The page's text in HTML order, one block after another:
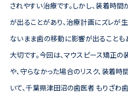
されやすい治療です。しかし、装着時
が出ることがあり、治療計画にズレが
ないまま歯の移動に影響が出ること
大切です。今回は、マウスピース矯正
や、守らなかった場合のリスク、装着
いて、千葉県津田沼の歯医者 もりざわ